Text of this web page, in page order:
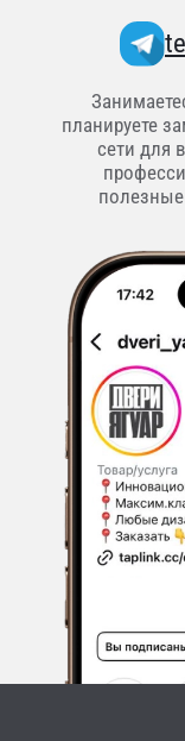
планируете
сети для
полезные